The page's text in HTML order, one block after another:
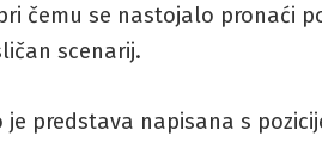
čemu se nastojalo pronaći
scenarij.
predstava napisana s